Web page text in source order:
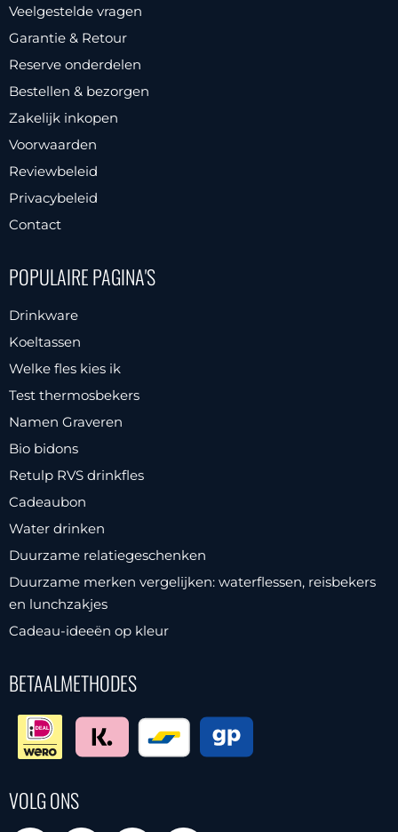
Veelgestelde vragen
Garantie & Retour
Reserve onderdelen
Bestellen & bezorgen
Zakelijk inkopen
Voorwaarden
Reviewbeleid
Privacybeleid
Contact
POPULAIRE PAGINA'S
Drinkware
Koeltassen
Welke fles kies ik
Test thermosbekers
Namen Graveren
Bio bidons
Retulp RVS drinkfles
Cadeaubon
Water drinken
Duurzame relatiegeschenken
Duurzame merken vergelijken: waterflessen, reisbekers
en lunchzakjes
Cadeau-ideeën op kleur
BETAALMETHODES
VOLG ONS